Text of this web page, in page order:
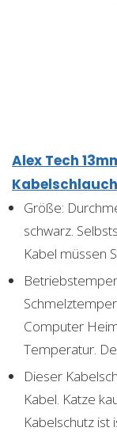
Alex Tech
Größe:
schwarz.
Kabel müssen
Computer
Temperatur.
Dieser
Kabel. Katze
Kabelschutz ist